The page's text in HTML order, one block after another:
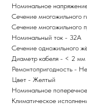
Номинальное
Сечение многожильного
Сечение многожильного
Номинальный ток - 32А
Сечение одножильного
Диаметр кабеля - < 2 мм
Ремонтопригодность -
Цвет - Желтый
Номинальное
Климатическое